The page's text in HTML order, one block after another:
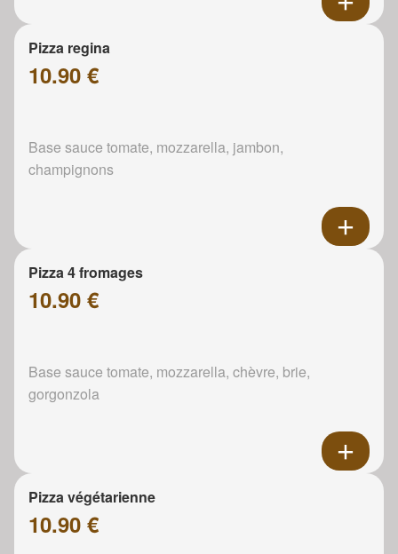
Pizza regina
10.90 €
Base sauce tomate, mozzarella, jambon,
champignons
Pizza 4 fromages
10.90 €
Base sauce tomate, mozzarella, chèvre, brie,
gorgonzola
Pizza végétarienne
10.90 €